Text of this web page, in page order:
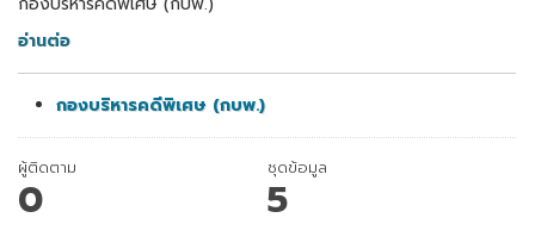
อ่านต่อ
กองบริหารคดีพิเศษ (กบพ.)
ผู้ติดตาม
0
ชุดข้อมูล
5